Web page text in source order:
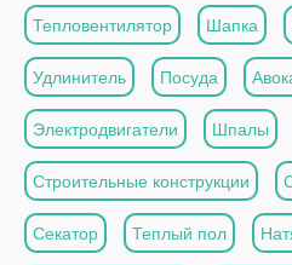
Тепловентилятор Шапка
Удлинитель Посуда
Электродвигатели Шпалы
Строительные конструкции
Секатор Теплый пол